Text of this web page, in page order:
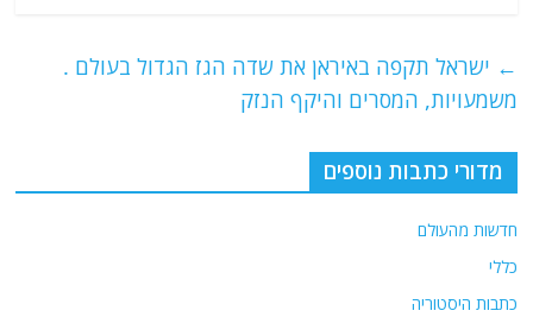
s
A
p
p
g
ra
m
l
er
e
b
o
← ישראל תקפה באיראן את שדה הגז הגדול בעולם .
משמעויות, המסרים והיקף הנזק
מדורי כתבות נוספים
חדשות מהעולם
כללי
כתבות היסטוריה